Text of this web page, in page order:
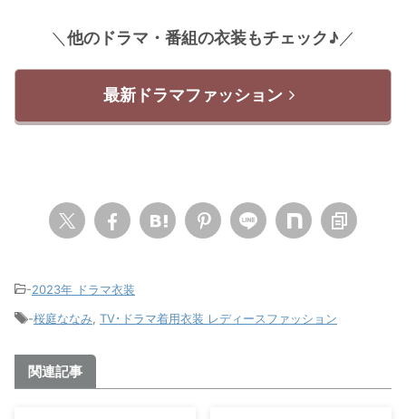
＼ 他のドラマ・番組の衣装もチェック♪ ／
最新ドラマファッション
-2023年 ドラマ衣装
-桜庭ななみ TV･ドラマ着用衣装 レディースファッション
関連記事